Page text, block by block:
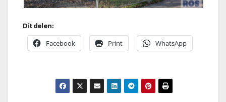
Dit delen:
Facebook Print WhatsApp